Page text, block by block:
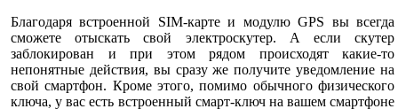
Благодаря встроенной SIM-карте и модулю GPS вы всегда
сможете отыскать свой электроскутер. А если скутер
заблокирован и при этом рядом происходят какие-то
непонятные действия, вы сразу же получите уведомление на
свой смартфон. Кроме этого, помимо обычного физического
ключа, у вас есть встроенный смарт-ключ на вашем смартфоне